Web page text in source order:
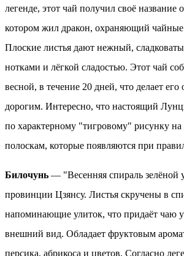
легенде, этот чай получил своё название
котором жил дракон, охраняющий
Плоские листья дают нежный,
нотками и лёгкой сладостью. Этот чай
весной, в течение 20 дней, что делает
дорогим. Интересно, что настоящий
по характерному "тигровому" рисунку
полоскам, которые появляются при
Билочунь — "Весенняя спираль зелёной
провинции Цзянсу. Листья скручены в
напоминающие улиток, что придаёт чаю
внешний вид. Обладает фруктовым
персика, абрикоса и цветов. Согласно